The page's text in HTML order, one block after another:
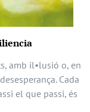
amb il•lusió o, en
Cada
el que passi, és